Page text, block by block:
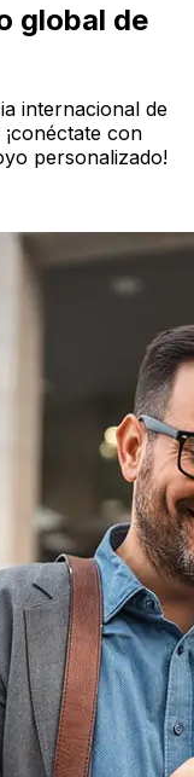
global de
internacional de
con
personalizado!